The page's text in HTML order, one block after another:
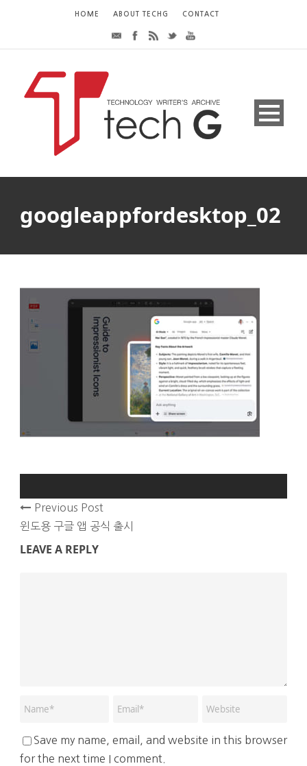
HOME ABOUT TECHG CONTACT
googleappfordesktop_02
Previous Post
윈도용 구글 앱 공식 출시
LEAVE A REPLY
Save my name, email, and website in this browser
for the next time I comment.